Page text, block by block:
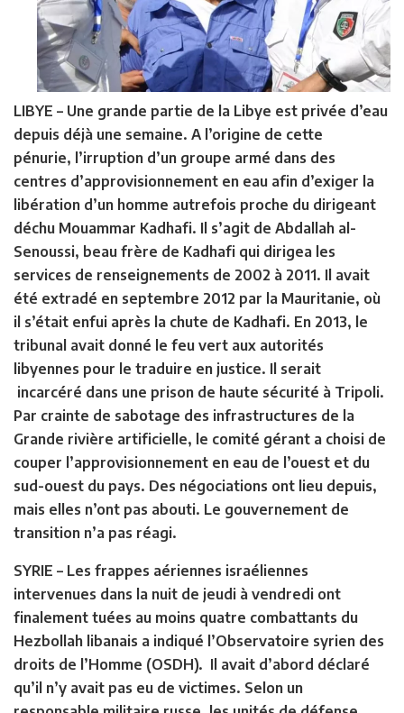
LIBYE – Une grande partie de la Libye est privée d’eau
depuis déjà une semaine. A l’origine de cette
pénurie, l’irruption d’un groupe armé dans des
centres d’approvisionnement en eau afin d’exiger la
libération d’un homme autrefois proche du dirigeant
déchu Mouammar Kadhafi. Il s’agit de Abdallah al-
Senoussi, beau frère de Kadhafi qui dirigea les
services de renseignements de 2002 à 2011. Il avait
été extradé en septembre 2012 par la Mauritanie, où
il s’était enfui après la chute de Kadhafi. En 2013, le
tribunal avait donné le feu vert aux autorités
libyennes pour le traduire en justice. Il serait
incarcéré dans une prison de haute sécurité à Tripoli.
Par crainte de sabotage des infrastructures de la
Grande rivière artificielle, le comité gérant a choisi de
couper l’approvisionnement en eau de l’ouest et du
sud-ouest du pays. Des négociations ont lieu depuis,
mais elles n’ont pas abouti. Le gouvernement de
transition n’a pas réagi.
SYRIE – Les frappes aériennes israéliennes
intervenues dans la nuit de jeudi à vendredi ont
finalement tuées au moins quatre combattants du
Hezbollah libanais a indiqué l’Observatoire syrien des
droits de l’Homme (OSDH). Il avait d’abord déclaré
qu’il n’y avait pas eu de victimes. Selon un